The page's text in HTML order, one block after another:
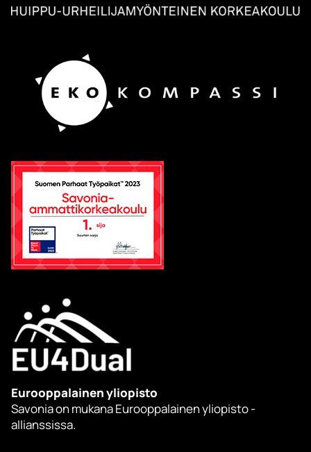
Eurooppalainen yliopisto
Savonia on mukana Eurooppalainen yliopisto -
allianssissa.